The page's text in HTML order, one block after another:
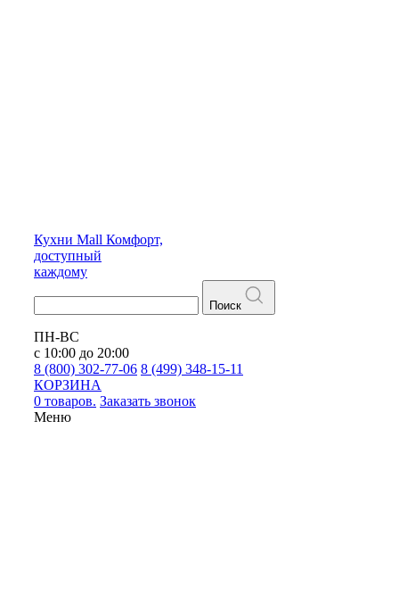
Кухни Mall Комфорт,
доступный
каждому
Поиск
ПН-ВС
с 10:00 до 20:00
8 (800) 302-77-06 8 (499) 348-15-11
КОРЗИНА
0 товаров. Заказать звонок
Меню